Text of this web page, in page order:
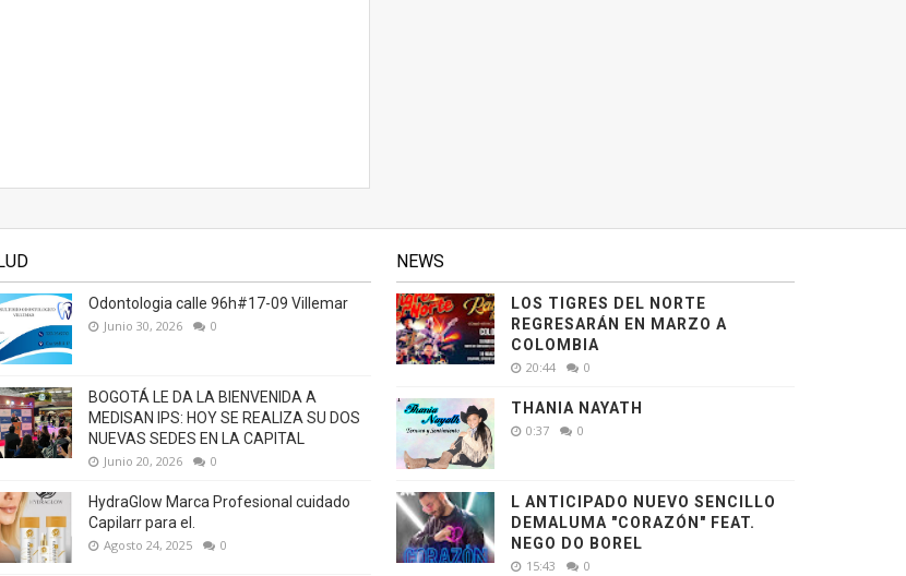
Odontologia calle 96h#17-09 Villemar
Junio 30, 2026 0
BOGOTÁ LE DA LA BIENVENIDA A
MEDISAN IPS: HOY SE REALIZA SU DOS
NUEVAS SEDES EN LA CAPITAL
Junio 20, 2026 0
HydraGlow Marca Profesional cuidado
Capilarr para el.
Agosto 24, 2025 0
NEWS
LOS TIGRES DEL NORTE
REGRESARÁN EN MARZO A
COLOMBIA
20:44 0
THANIA NAYATH
0:37 0
L ANTICIPADO NUEVO SENCILLO
DEMALUMA "CORAZÓN" FEAT.
NEGO DO BOREL
15:43 0